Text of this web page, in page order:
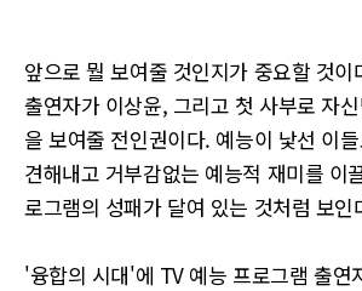
앞으로 뭘 보여줄 것인지가 중요할 것이
출연자가 이상윤, 그리고 첫 사부로 자
을 보여줄 전인권이다. 예능이 낯선 이
견해내고 거부감없는 예능적 재미를 이
로그램의 성패가 달여 있는 것처럼 보인
'융합의 시대'에 TV 예능 프로그램 출연